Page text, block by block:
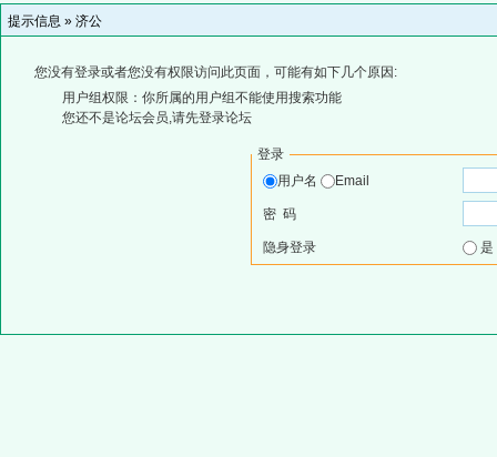
提示信息 » 济公
您没有登录或者您没有权限访问此页面，可能有如下几个原因:
用户组权限：你所属的用户组不能使用搜索功能
您还不是论坛会员,请先登录论坛
登录
用户名
Email
密 码
隐身登录